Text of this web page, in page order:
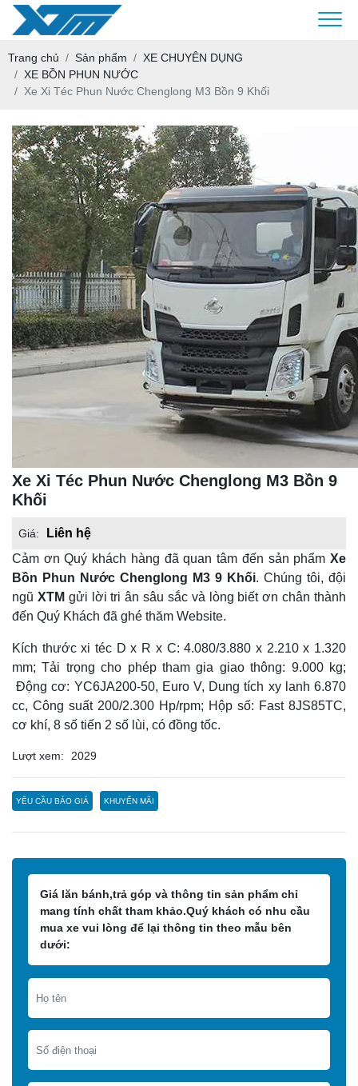
Trang chủ Sản phẩm
XE CHUYÊN DỤNG
XE BỒN PHUN NƯỚC
Xe Xi Téc Phun Nước Chenglong M3 Bồn 9 Khối
Xe Xi Téc Phun Nước Chenglong M3 Bồn 9
Khối
Giá:
Liên hệ
Cảm ơn Quý khách hàng đã quan tâm đến sản phẩm Xe
Bồn Phun Nước Chenglong M3 9 Khối. Chúng tôi, đội
ngũ XTM gửi lời tri ân sâu sắc và lòng biết ơn chân thành
đến Quý Khách đã ghé thăm Website.
Kích thước xi téc D x R x C: 4.080/3.880 x 2.210 x 1.320
mm; Tải trọng cho phép tham gia giao thông: 9.000 kg;
Động cơ: YC6JA200-50, Euro V, Dung tích xy lanh 6.870
cc, Công suất 200/2.300 Hp/rpm; Hộp số: Fast 8JS85TC,
cơ khí, 8 số tiến 2 số lùi, có đồng tốc.
Lượt xem: 2029
YÊU CẦU BÁO GIÁ KHUYẾN MÃI
Giá lăn bánh,trả góp và thông tin sản phẩm chỉ
mang tính chất tham khảo.Quý khách có nhu cầu
mua xe vui lòng để lại thông tin theo mẫu bên
dưới: